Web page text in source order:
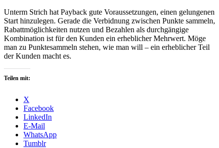
Unterm Strich hat Payback gute Voraussetzungen, einen gelungenen
Start hinzulegen. Gerade die Verbidnung zwischen Punkte sammeln,
Rabattmöglichkeiten nutzen und Bezahlen als durchgängige
Kombination ist für den Kunden ein erheblicher Mehrwert. Möge
man zu Punktesammeln stehen, wie man will – ein erheblicher Teil
der Kunden macht es.
Teilen mit:
X
Facebook
LinkedIn
E-Mail
WhatsApp
Tumblr